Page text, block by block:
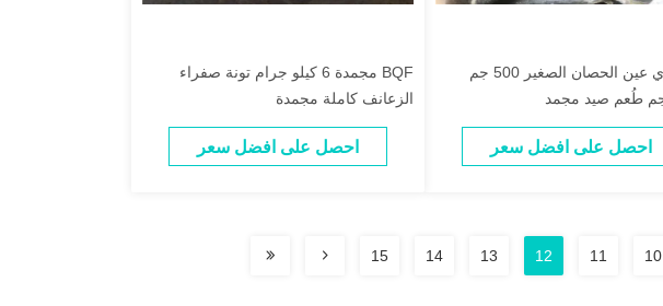
إسقمري عين الحصان الصغير 500 جم
احصل على افضل سعر
BQF مجمدة 6 كيلو جرام تونة صفراء
الزعانف كاملة مجمدة
احصل على افضل سعر
10
11
12
13
14
15